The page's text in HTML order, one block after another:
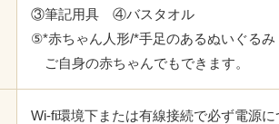
③筆記用具 ④バスタオル
⑤*赤ちゃん人形/*手足のあるぬいぐるみ
ご自身の赤ちゃんでもできます。
Wi-fi環境下または有線接続で必ず電源